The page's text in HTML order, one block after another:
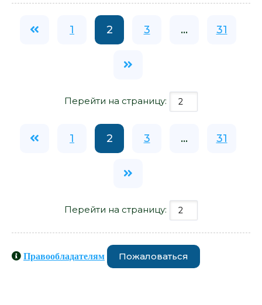
1 2 3 ... 31
Перейти на страницу:
1 2 3 ... 31
Перейти на страницу:
Правообладателям Пожаловаться